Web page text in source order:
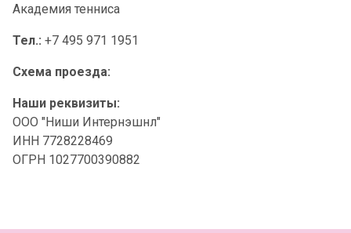
Академия тенниса
Тел.: +7 495 971 1951
Схема проезда:
Наши реквизиты:
ООО "Ниши Интернэшнл"
ИНН 7728228469
ОГРН 1027700390882